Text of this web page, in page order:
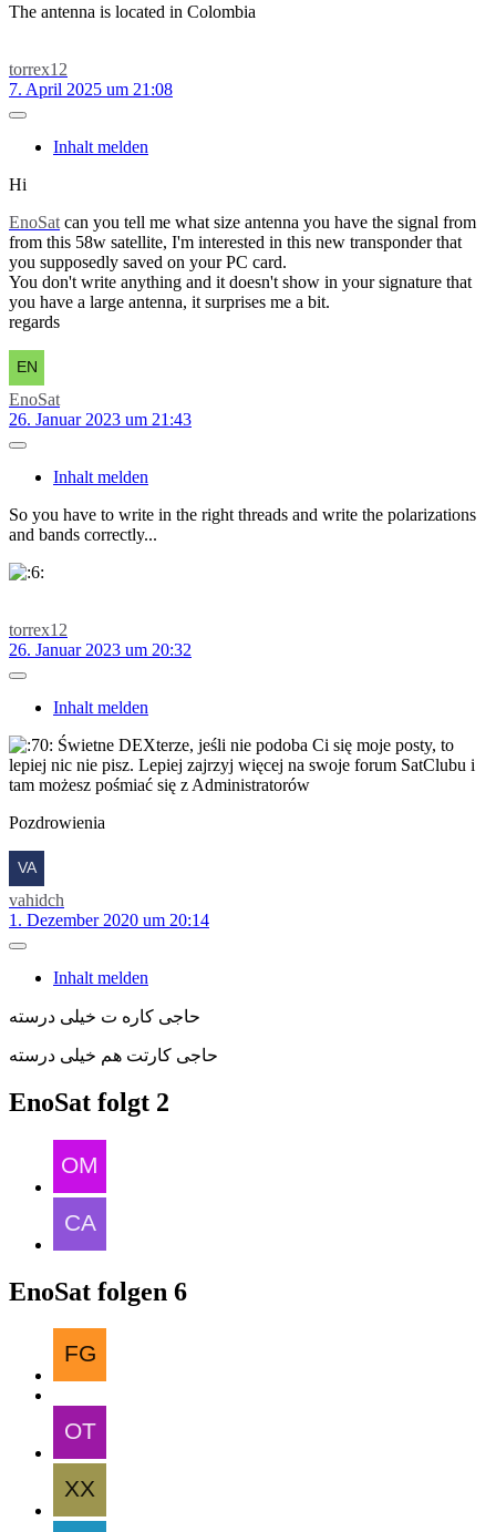
The antenna is located in Colombia
torrex12
7. April 2025 um 21:08
Inhalt melden
Hi
EnoSat can you tell me what size antenna you have the signal from
from this 58w satellite, I'm interested in this new transponder that
you supposedly saved on your PC card.
You don't write anything and it doesn't show in your signature that
you have a large antenna, it surprises me a bit.
regards
EnoSat
26. Januar 2023 um 21:43
Inhalt melden
So you have to write in the right threads and write the polarizations
and bands correctly...
torrex12
26. Januar 2023 um 20:32
Inhalt melden
Świetne DEXterze, jeśli nie podoba Ci się moje posty, to
lepiej nic nie pisz. Lepiej zajrzyj więcej na swoje forum SatClubu i
tam możesz pośmiać się z Administratorów
Pozdrowienia
vahidch
1. Dezember 2020 um 20:14
Inhalt melden
حاجی کاره ت خیلی درسته
حاجی کارتت هم خیلی درسته
EnoSat folgt 2
EnoSat folgen 6